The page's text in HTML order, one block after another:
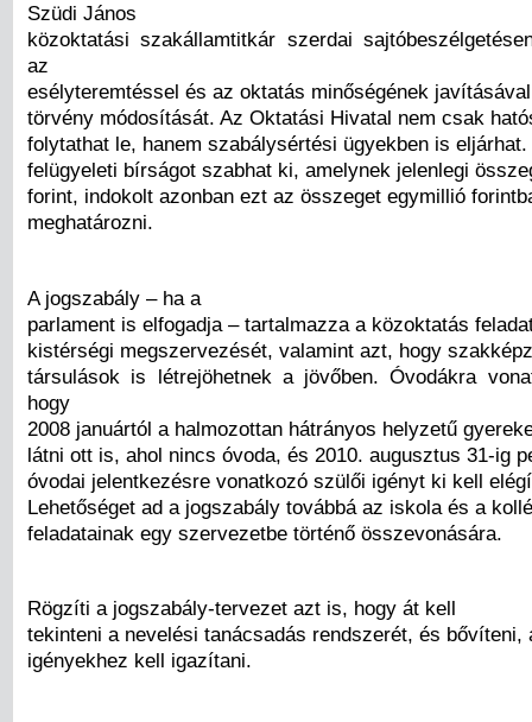
Szüdi János
közoktatási szakállamtitkár szerdai
az
esélyteremtéssel és az oktatás minőségének
törvény módosítását. Az Oktatási Hivatal nem csak
folytathat le, hanem szabálysértési ügyekben is eljárhat.
felügyeleti bírságot szabhat ki, amelynek jelenlegi
forint, indokolt azonban ezt az összeget egymillió
meghatározni.
A jogszabály – ha a
parlament is elfogadja – tartalmazza a közoktatás
kistérségi megszervezését, valamint azt, hogy
társulások is létrejöhetnek a jövőben. Óvodákra
hogy
2008 januártól a halmozottan hátrányos helyzetű
látni ott is, ahol nincs óvoda, és 2010. augusztus 31-ig
óvodai jelentkezésre vonatkozó szülői igényt ki kell
Lehetőséget ad a jogszabály továbbá az iskola és a
feladatainak egy szervezetbe történő összevonására.
Rögzíti a jogszabály-tervezet azt is, hogy át kell
tekinteni a nevelési tanácsadás rendszerét, és bővíteni,
igényekhez kell igazítani.